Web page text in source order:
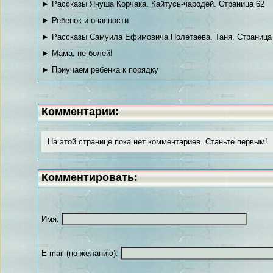
► Рассказы Януша Корчака. Кайтусь-чародей. Страница 62
► Ребенок и опасности
► Рассказы Самуила Ефимовича Полетаева. Таня. Страница
► Мама, не болей!
► Приучаем ребенка к порядку
Комментарии:
На этой странице пока нет комментариев. Станьте первым!
Комментировать:
Имя:
E-mail (по желанию):